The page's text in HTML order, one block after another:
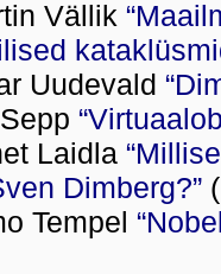
Vällik
Uudevald
Laidla
Dimberg?”
Tempel